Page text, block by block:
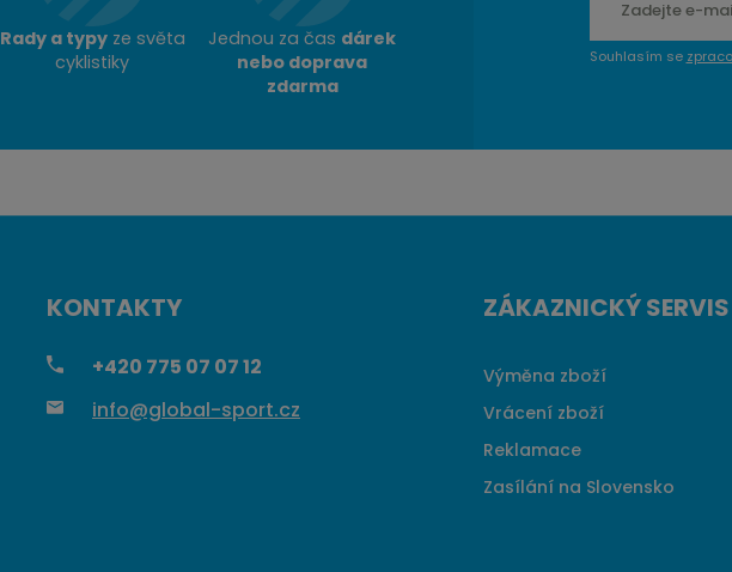
Rady a typyze světa
cyklistiky
Jednou za čas dárek
nebo doprava
zdarma
Souhlasím se
KONTAKTY
+420 775 07 07 12
info@global-sport.cz
ZÁKAZNICKÝ SERVIS
Výměna zboží
Vrácení zboží
Reklamace
Zasílání na Slovensko